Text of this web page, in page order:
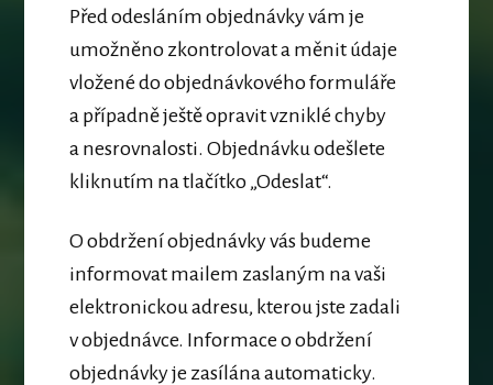
Před odesláním objednávky vám je
umožněno zkontrolovat a měnit údaje
vložené do objednávkového formuláře
a případně ještě opravit vzniklé chyby
a nesrovnalosti. Objednávku odešlete
kliknutím na tlačítko „Odeslat“.
O obdržení objednávky vás budeme
informovat mailem zaslaným na vaši
elektronickou adresu, kterou jste zadali
v objednávce. Informace o obdržení
objednávky je zasílána automaticky.